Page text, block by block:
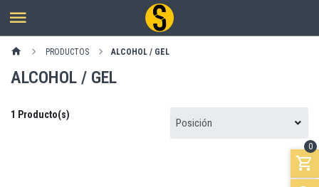
0
PRODUCTOS ALCOHOL / GEL
ALCOHOL / GEL
1 Producto(s)